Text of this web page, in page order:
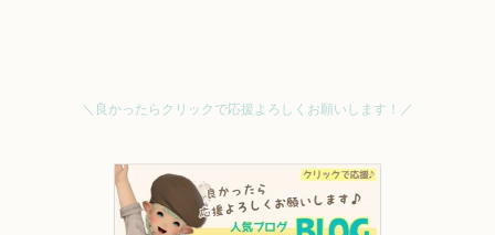
＼良かったらクリックで応援よろしくお願いします！／